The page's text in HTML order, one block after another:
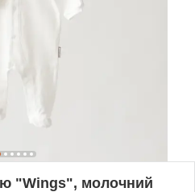
"Wings", молочний